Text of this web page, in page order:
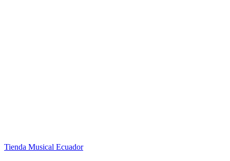
Tienda Musical Ecuador